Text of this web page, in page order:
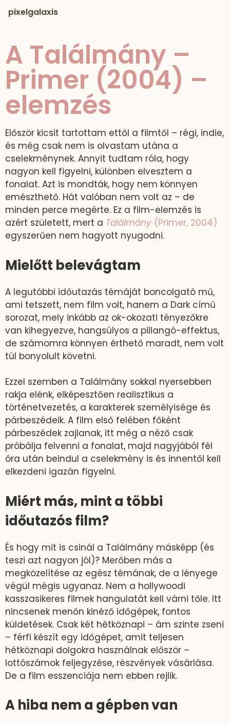
pixelgalaxis
A Találmány –
Primer (2004) –
elemzés
Először kicsit tartottam ettől a filmtől – régi, indie,
és még csak nem is olvastam utána a
cselekménynek. Annyit tudtam róla, hogy
nagyon kell figyelni, különben elvesztem a
fonalat. Azt is mondták, hogy nem könnyen
emészthető. Hát valóban nem volt az – de
minden perce megérte. Ez a film-elemzés is
azért született, mert a Találmány (Primer, 2004)
egyszerűen nem hagyott nyugodni.
Mielőtt belevágtam
A legutóbbi időutazás témáját boncolgató mű,
ami tetszett, nem film volt, hanem a Dark című
sorozat, mely inkább az ok-okozati tényezőkre
van kihegyezve, hangsúlyos a pillangó-effektus,
de számomra könnyen érthető maradt, nem volt
túl bonyolult követni.
Ezzel szemben a Találmány sokkal nyersebben
rakja elénk, elképesztően realisztikus a
történetvezetés, a karakterek személyisége és
párbeszédeik. A film első felében főként
párbeszédek zajlanak, itt még a néző csak
próbálja felvenni a fonalat, majd nagyjából fél
óra után beindul a cselekmény is és innentől kell
elkezdeni igazán figyelni.
Miért más, mint a többi
időutazós film?
És hogy mit is csinál a Találmány másképp (és
teszi azt nagyon jól)? Merőben más a
megközelítése az egész témának, de a lényege
végül mégis ugyanaz. Nem a hollywoodi
kasszasikeres filmek hangulatát kell várni tőle. Itt
nincsenek menőn kinéző időgépek, fontos
küldetések. Csak két hétköznapi – ám szinte zseni
– férfi készít egy időgépet, amit teljesen
hétköznapi dolgokra használnak először –
lottószámok feljegyzése, részvények vásárlása.
De a film esszenciája nem ebben rejlik.
A hiba nem a gépben van